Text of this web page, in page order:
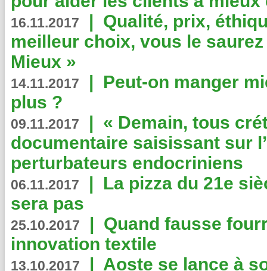
16.11.2017 | Qualité, prix,
meilleur choix, vous le
Mieux »
14.11.2017 | Peut-on manger
plus ?
09.11.2017 | « Demain, tous
documentaire saisissant sur
perturbateurs endocriniens
06.11.2017 | La pizza du 21e
sera pas
25.10.2017 | Quand fausse
innovation textile
13.10.2017 | Aoste se lance à